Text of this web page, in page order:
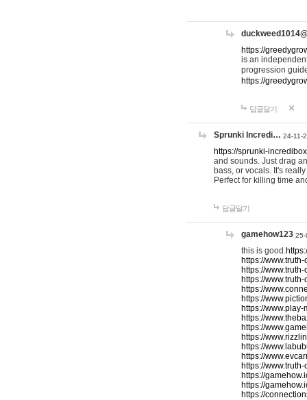
https://
is an
progression
https://
답글달기
Sprunki Incredi… 24-11-
https://sprunki-
and sounds. Just drag
bass, or vocals. It's
Perfect for killing time
답글달기
gamehow123 25-
this is good.
https://
https://
https://
https://
https://
https://
https://
https://
https://
https://
https://
https://
https://
https://
https://